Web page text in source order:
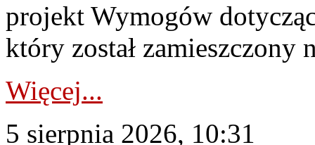
projekt Wymogów
który został zamieszczony
Więcej...
5 sierpnia 2026, 10:31